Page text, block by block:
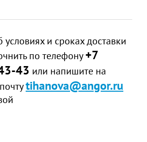
и сроках доставки
по телефону+7
43 или напишите на
tihanova@angor.ru